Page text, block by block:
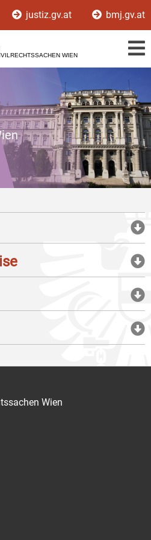
justiz.gv.at bmj.gv.at
WIEN
Wien